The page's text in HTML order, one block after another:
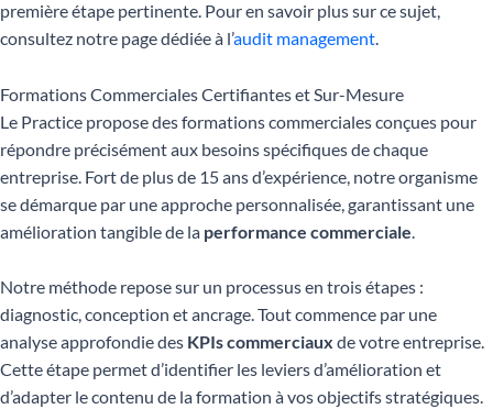
première étape pertinente. Pour en savoir plus sur ce sujet,
consultez notre page dédiée à l’audit management.
Formations Commerciales Certifiantes et Sur-Mesure
Le Practice propose des formations commerciales conçues pour
répondre précisément aux besoins spécifiques de chaque
entreprise. Fort de plus de 15 ans d’expérience, notre organisme
se démarque par une approche personnalisée, garantissant une
amélioration tangible de la performance commerciale.
Notre méthode repose sur un processus en trois étapes :
diagnostic, conception et ancrage. Tout commence par une
analyse approfondie des KPIs commerciaux de votre entreprise.
Cette étape permet d’identifier les leviers d’amélioration et
d’adapter le contenu de la formation à vos objectifs stratégiques.